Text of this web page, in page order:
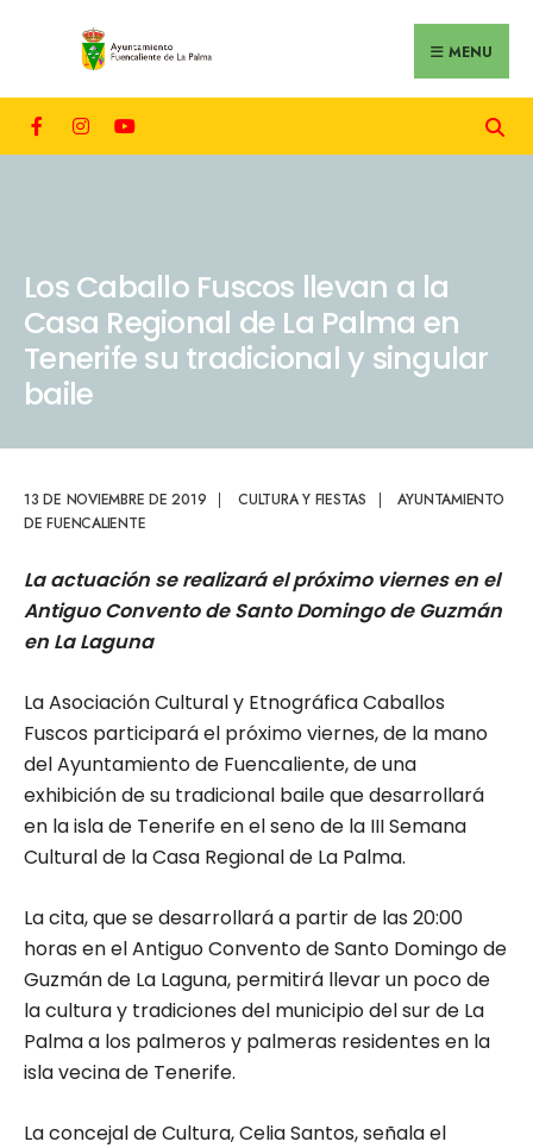
MENU
Los Caballo Fuscos llevan a la
Casa Regional de La Palma en
Tenerife su tradicional y singular
baile
13 DE NOVIEMBRE DE 2019 | CULTURA Y FIESTAS |
AYUNTAMIENTO
DE FUENCALIENTE
La actuación se realizará el próximo viernes en el
Antiguo Convento de Santo Domingo de Guzmán
en La Laguna
La Asociación Cultural y Etnográfica Caballos
Fuscos participará el próximo viernes, de la mano
del Ayuntamiento de Fuencaliente, de una
exhibición de su tradicional baile que desarrollará
en la isla de Tenerife en el seno de la III Semana
Cultural de la Casa Regional de La Palma.
La cita, que se desarrollará a partir de las 20:00
horas en el Antiguo Convento de Santo Domingo de
Guzmán de La Laguna, permitirá llevar un poco de
la cultura y tradiciones del municipio del sur de La
Palma a los palmeros y palmeras residentes en la
isla vecina de Tenerife.
La concejal de Cultura, Celia Santos, señala el